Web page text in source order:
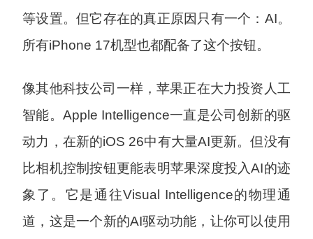
等设置。但它存在的真正原因只有一个：AI。
所有iPhone 17机型也都配备了这个按钮。
像其他科技公司一样，苹果正在大力投资人工
智能。Apple Intelligence一直是公司创新的驱
动力，在新的iOS 26中有大量AI更新。但没有
比相机控制按钮更能表明苹果深度投入AI的迹
象了。它是通往Visual Intelligence的物理通
道，这是一个新的AI驱动功能，让你可以使用